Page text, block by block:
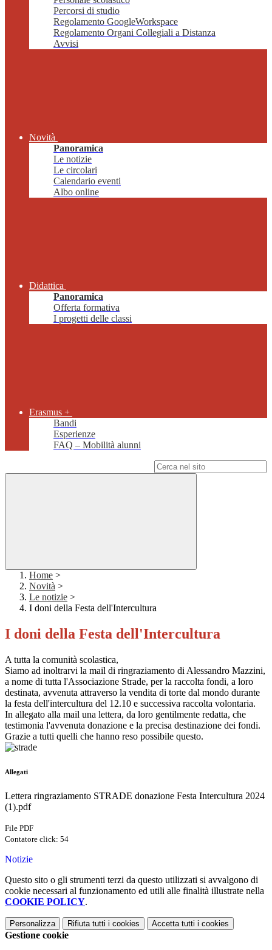
Percorsi di studio
Regolamento GoogleWorkspace
Regolamento Organi Collegiali a Distanza
Avvisi
Novità
Panoramica
Le notizie
Le circolari
Calendario eventi
Albo online
Didattica
Panoramica
Offerta formativa
I progetti delle classi
Erasmus +
Bandi
Esperienze
FAQ – Mobilità alunni
Home >
Novità >
Le notizie >
I doni della Festa dell'Intercultura
I doni della Festa dell'Intercultura
A tutta la comunità scolastica,
Siamo ad inoltrarvi la mail di ringraziamento di Alessandro Mazzini,
a nome di tutta l'Associazione Strade, per la raccolta fondi, a loro
destinata, avvenuta attraverso la vendita di torte dal mondo durante
la festa dell'intercultura del 12.10 e successiva raccolta volontaria.
In allegato alla mail una lettera, da loro gentilmente redatta, che
testimonia l'avvenuta donazione e la precisa destinazione dei fondi.
Grazie a tutti quelli che hanno reso possibile questo.
Allegati
Lettera ringraziamento STRADE donazione Festa Intercultura 2024
(1).pdf
File PDF
Contatore click: 54
Notizie
Questo sito o gli strumenti terzi da questo utilizzati si avvalgono di
cookie necessari al funzionamento ed utili alle finalità illustrate nella
COOKIE POLICY.
Personalizza Rifiuta tutti i cookies Accetta tutti i cookies
Gestione cookie